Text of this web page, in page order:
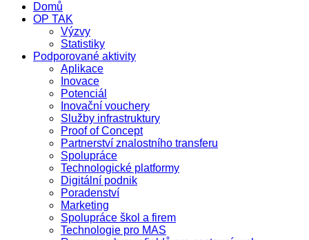
Domů
OP TAK
Výzvy
Statistiky
Podporované aktivity
Aplikace
Inovace
Potenciál
Inovační vouchery
Služby infrastruktury
Proof of Concept
Partnerství znalostního transferu
Spolupráce
Technologické platformy
Digitální podnik
Poradenství
Marketing
Spolupráce škol a firem
Technologie pro MAS